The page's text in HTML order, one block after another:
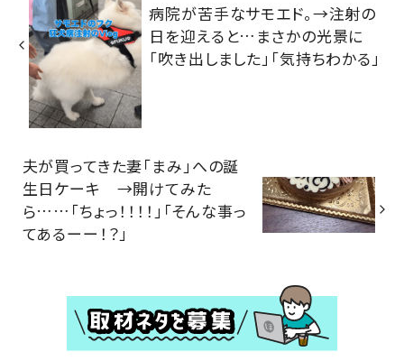
病院が苦手なサモエド。→注射の
日を迎えると…まさかの光景に
「吹き出しました」「気持ちわかる」
夫が買ってきた妻「まみ」への誕
生日ケーキ →開けてみた
ら……「ちょっ！！！！」「そんな事っ
てあるーー！？」